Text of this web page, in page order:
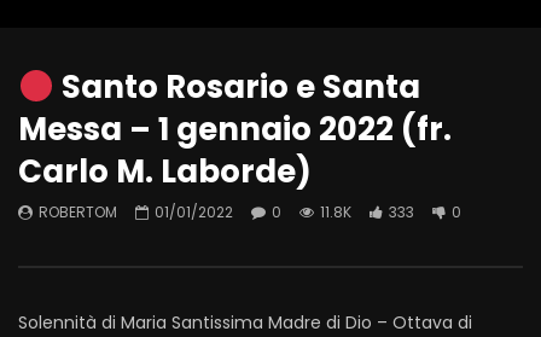
Santo Rosario e Santa Messa – 19
giugno 2022 (fr. Aldo Broccato)
ROBERTOM 10.4K
giugno 2022 (fr. Rinaldo Totaro)
Santo Rosario e Santa
Messa – 1 gennaio 2022 (fr.
Carlo M. Laborde)
ROBERTOM 01/01/2022 0 11.8K 333 0
Solennità di Maria Santissima Madre di Dio – Ottava di